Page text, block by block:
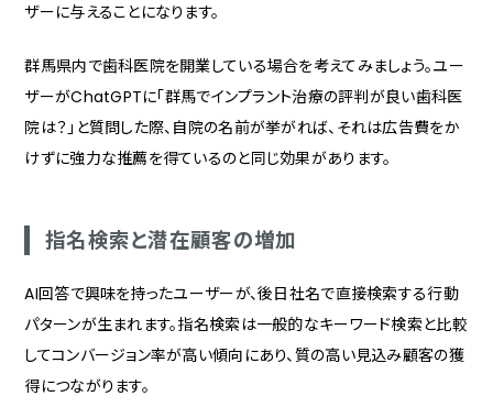
ザーに与えることになります。
群馬県内で歯科医院を開業している場合を考えてみましょう。ユー
ザーがChatGPTに「群馬でインプラント治療の評判が良い歯科医
院は？」と質問した際、自院の名前が挙がれば、それは広告費をか
けずに強力な推薦を得ているのと同じ効果があります。
指名検索と潜在顧客の増加
AI回答で興味を持ったユーザーが、後日社名で直接検索する行動
パターンが生まれます。指名検索は一般的なキーワード検索と比較
してコンバージョン率が高い傾向にあり、質の高い見込み顧客の獲
得につながります。